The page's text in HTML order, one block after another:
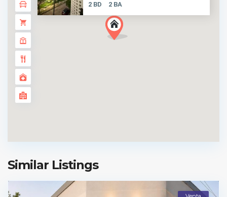
2 BD 2 BA
Similar Listings